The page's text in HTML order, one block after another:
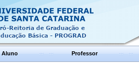
Aluno Professor